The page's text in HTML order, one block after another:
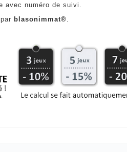
avec numéro de suivi.
blasonimmat®